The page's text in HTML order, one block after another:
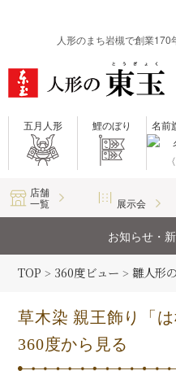
人形のまち岩槻で創業
五月人形 鯉のぼり 名前
店舗
一覧
展示会
お知らせ・
TOP > 360度ビュー >雛人形
草木染 親王飾り「
360度から見る